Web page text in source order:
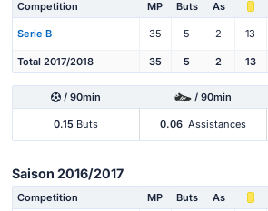
Competition MP Buts As
Serie B 35 5 2 13
Total 2017/2018 35 5 2 13
/ 90min / 90min
0.15Buts 0.06 Assistances
Saison 2016/2017
Competition MP Buts As